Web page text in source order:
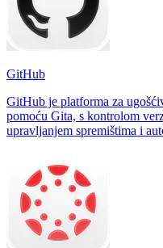
GitHub
GitHub je platforma za
pomoću Gita, s kontrolom
upravljanjem spremištima i